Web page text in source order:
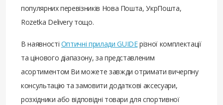
популярних перевізників Нова Пошта, УкрПошта,
Rozetka Delivery тощо.
В наявності Оптичні прилади GUIDEрізної комплектації
та цінового діапазону, за представленим
асортиментом Ви можете завжди отримати вичерпну
консультацію та замовити додаткові аксесуари,
розхідники або відповідні товари для спортивної